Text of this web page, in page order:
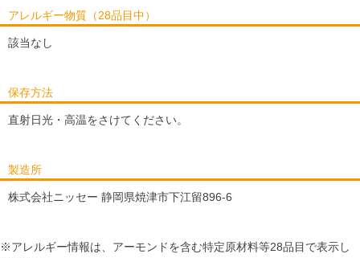
アレルギー物質（28品目中）
該当なし
保存方法
直射日光・高温をさけてください。
製造所
株式会社ニッセー 静岡県焼津市下江留896-6
※アレルギー情報は、アーモンドを含む特定原材料等28品目で表示し